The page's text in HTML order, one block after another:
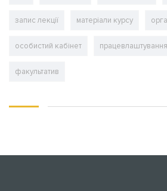
запис лекції матеріали курсу
особистий кабінет працевлаштування
факультатив